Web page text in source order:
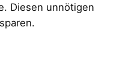
Diesen unnötigen